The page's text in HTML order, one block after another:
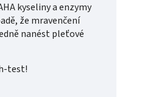
kyseliny a enzymy
že mravenčení
nanést pleťové
test!